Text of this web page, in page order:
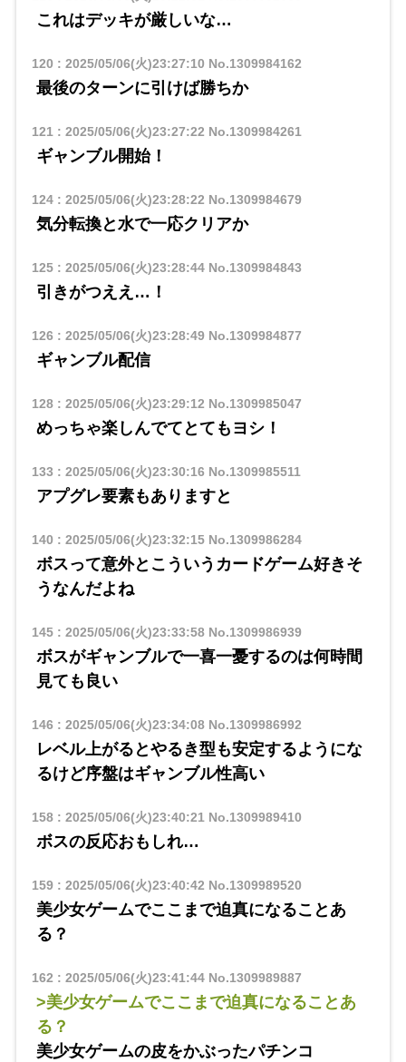
これはデッキが厳しいな…
120 : 2025/05/06(火)23:27:10 No.1309984162
最後のターンに引けば勝ちか
121: 2025/05/06(火)23:27:22 No.1309984261
ギャンブル開始！
124: 2025/05/06(火)23:28:22 No.1309984679
気分転換と水で一応クリアか
125: 2025/05/06(火)23:28:44No.1309984843
引きがつええ…！
126 : 2025/05/06(火)23:28:49No.1309984877
ギャンブル配信
128: 2025/05/06(火)23:29:12 No.1309985047
めっちゃ楽しんでてとてもヨシ！
133 : 2025/05/06(火)23:30:16 No.1309985511
アプグレ要素もありますと
140 : 2025/05/06(火)23:32:15No.1309986284
ボスって意外とこういうカードゲーム好きそ
うなんだよね
145: 2025/05/06(火)23:33:58No.1309986939
ボスがギャンブルで一喜一憂するのは何時間
見ても良い
146 : 2025/05/06(火)23:34:08No.1309986992
レベル上がるとやるき型も安定するようにな
るけど序盤はギャンブル性高い
158: 2025/05/06(火)23:40:21No.1309989410
ボスの反応おもしれ…
159: 2025/05/06(火)23:40:42 No.1309989520
美少女ゲームでここまで迫真になることあ
る？
162 : 2025/05/06(火)23:41:44No.1309989887
>美少女ゲームでここまで迫真になることあ
る？
美少女ゲームの皮をかぶったパチンコ